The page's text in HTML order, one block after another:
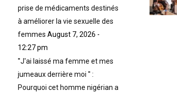
prise de médicaments destinés
à améliorer la vie sexuelle des
femmes August 7, 2026 -
12:27 pm
''J'ai laissé ma femme et mes
jumeaux derrière moi '' :
Pourquoi cet homme nigérian a